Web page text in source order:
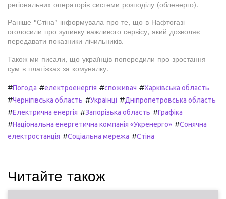
регіональних операторів системи розподілу (обленерго).
Раніше "Стіна" інформувала про те, що в Нафтогазі
оголосили про зупинку важливого сервісу, який дозволяє
передавати показники лічильників.
Також ми писали, що українців попередили про зростання
сум в платіжках за комуналку.
#Погода #електроенергія #споживач #Харківська область
#Чернігівська область #Українці #Дніпропетровська область
#Електрична енергія #Запорізька область #Графіка
#Національна енергетична компанія «Укренерго» #Сонячна
електростанція #Соціальна мережа #Стіна
Читайте також